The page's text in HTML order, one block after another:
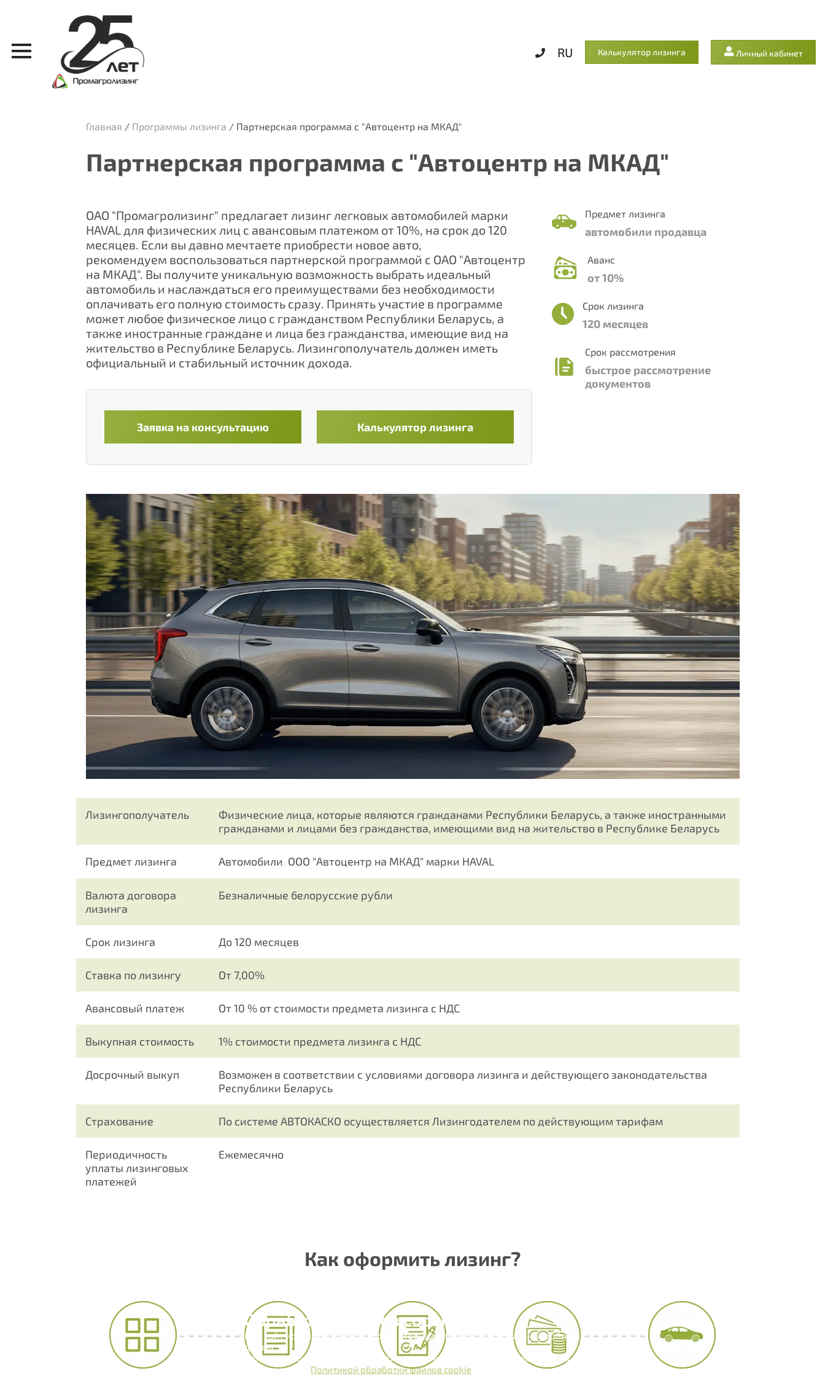
RU Калькулятор лизинга Личный кабинет
Главная / Программы лизинга / Партнерская программа с "Автоцентр на МКАД"
Партнерская программа с "Автоцентр на МКАД"
ОАО "Промагролизинг" предлагает лизинг легковых автомобилей марки
HAVAL для физических лиц с авансовым платежом от 10%, на срок до 120
месяцев. Если вы давно мечтаете приобрести новое авто,
рекомендуем воспользоваться партнерской программой с ОАО "Автоцентр
на МКАД". Вы получите уникальную возможность выбрать идеальный
автомобиль и наслаждаться его преимуществами без необходимости
оплачивать его полную стоимость сразу. Принять участие в программе
может любое физическое лицо с гражданством Республики Беларусь, а
также иностранные граждане и лица без гражданства, имеющие вид на
жительство в Республике Беларусь. Лизингополучатель должен иметь
официальный и стабильный источник дохода.
Заявка на консультацию Калькулятор лизинга
Предмет лизинга
автомобили продавца
Аванс
от 10%
Срок лизинга
120 месяцев
Срок рассмотрения
быстрое рассмотрение
документов
Лизингополучатель
Физические лица, которые являются гражданами Республики Беларусь, а также иностранными
гражданами и лицами без гражданства, имеющими вид на жительство в Республике Беларусь
Предмет лизинга Автомобили ООО "Автоцентр на МКАД" марки HAVAL
Валюта договора
лизинга
Безналичные белорусские рубли
Срок лизинга До 120 месяцев
Ставка по лизингу От 7,00%
Авансовый платеж От 10 % от стоимости предмета лизинга с НДС
Выкупная стоимость 1% стоимости предмета лизинга с НДС
Досрочный выкуп
Возможен в соответствии с условиями договора лизинга и действующего законодательства
Республики Беларусь
Страхование По системе АВТОКАСКО осуществляется Лизингодателем по действующим тарифам
Периодичность
уплаты лизинговых
платежей
Ежемесячно
Как оформить лизинг?
Обработка файлов cookie
Наш сайт использует файлы cookie, чтобы сделать его максимально удобным
для вас.
Нажав на кнопку Принять, вы даете согласие на обработку файлов cookie в
соответствии с Политикой обработки файлов cookie
выбором программы?
Лизинг для физических лиц
Лизинг для юридических лиц
Лизинг по государственным программам